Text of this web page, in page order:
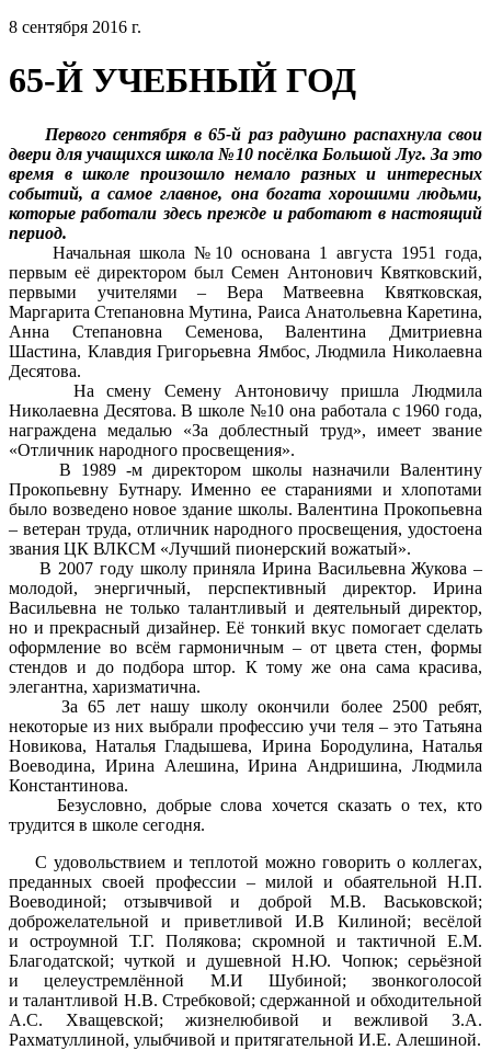
8 сентября 2016 г.
65-Й УЧЕБНЫЙ ГОД
Первого сентября в 65-й раз радушно распахнула свои
двери для учащихся школа №10 посёлка Большой Луг. За это
время в школе произошло немало разных и интересных
событий, а самое главное, она богата хорошими людьми,
которые работали здесь прежде и работают в настоящий
период.
Начальная школа №10 основана 1 августа 1951 года,
первым её директором был Семен Антонович Квятковский,
первыми учителями – Вера Матвеевна Квятковская,
Маргарита Степановна Мутина, Раиса Анатольевна Каретина,
Анна Степановна Семенова, Валентина Дмитриевна
Шастина, Клавдия Григорьевна Ямбос, Людмила Николаевна
Десятова.
На смену Семену Антоновичу пришла Людмила
Николаевна Десятова. В школе №10 она работала с 1960 года,
награждена медалью «За доблестный труд», имеет звание
«Отличник народного просвещения».
В 1989 -м директором школы назначили Валентину
Прокопьевну Бутнару. Именно ее стараниями и хлопотами
было возведено новое здание школы. Валентина Прокопьевна
– ветеран труда, отличник народного просвещения, удостоена
звания ЦК ВЛКСМ «Лучший пионерский вожатый».
В 2007 году школу приняла Ирина Васильевна Жукова –
молодой, энергичный, перспективный директор. Ирина
Васильевна не только талантливый и деятельный директор,
но и прекрасный дизайнер. Её тонкий вкус помогает сделать
оформление во всём гармоничным – от цвета стен, формы
стендов и до подбора штор. К тому же она сама красива,
элегантна, харизматична.
За 65 лет нашу школу окончили более 2500 ребят,
некоторые из них выбрали профессию учи теля – это Татьяна
Новикова, Наталья Гладышева, Ирина Бородулина, Наталья
Воеводина, Ирина Алешина, Ирина Андришина, Людмила
Константинова.
Безусловно, добрые слова хочется сказать о тех, кто
трудится в школе сегодня.
С удовольствием и теплотой можно говорить о коллегах,
преданных своей профессии – милой и обаятельной Н.П.
Воеводиной; отзывчивой и доброй М.В. Васьковской;
доброжелательной и приветливой И.В Килиной; весёлой
и остроумной Т.Г. Полякова; скромной и тактичной Е.М.
Благодатской; чуткой и душевной Н.Ю. Чопюк; серьёзной
и целеустремлённой М.И Шубиной; звонкоголосой
и талантливой Н.В. Стребковой; сдержанной и обходительной
А.С. Хващевской; жизнелюбивой и вежливой З.А.
Рахматуллиной, улыбчивой и притягательной И.Е. Алешиной.